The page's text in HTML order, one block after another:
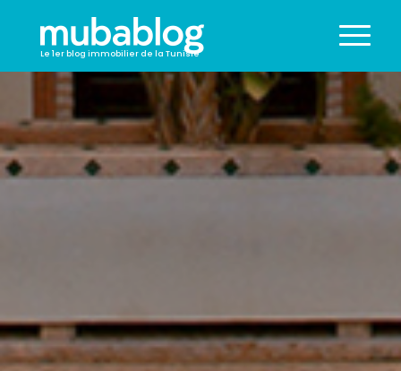
Le 1er blog immobilier de la Tunisie